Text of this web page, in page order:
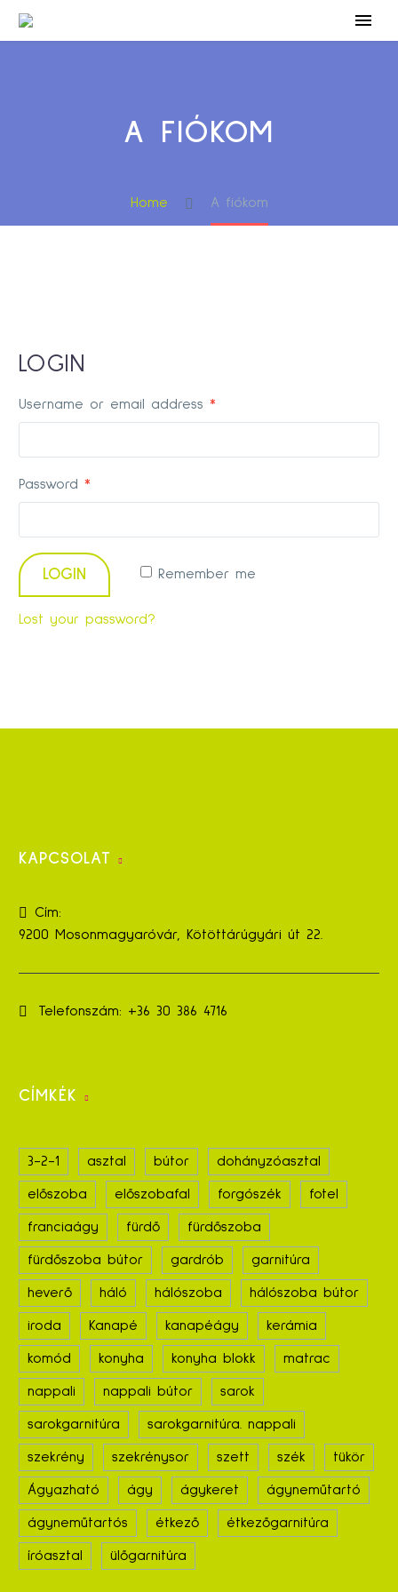
A FIÓKOM
Home A fiókom
LOGIN
Username or email address *
Password *
LOGIN Remember me
Lost your password?
KAPCSOLAT
Cím:
9200 Mosonmagyaróvár, Kötöttárúgyári út 22.
Telefonszám: +36 30 386 4716
CÍMKÉK
3-2-1 asztal bútor dohányzóasztal
előszoba előszobafal forgószék fotel
franciaágy fürdő fürdőszoba
fürdőszoba bútor gardrób garnitúra
heverő háló hálószoba hálószoba bútor
iroda Kanapé kanapéágy kerámia
komód konyha konyha blokk matrac
nappali nappali bútor sarok
sarokgarnitúra sarokgarnitúra. nappali
szekrény szekrénysor szett szék tükör
Ágyazható ágy ágykeret ágyneműtartó
ágyneműtartós étkező étkezőgarnitúra
íróasztal ülőgarnitúra